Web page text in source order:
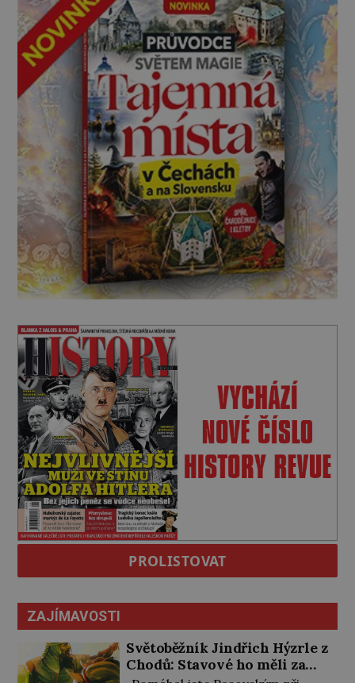
PROLISTOVAT
ZAJÍMAVOSTI
Světoběžník Jindřich Hýzrle z
Chodů: Stavové ho měli za